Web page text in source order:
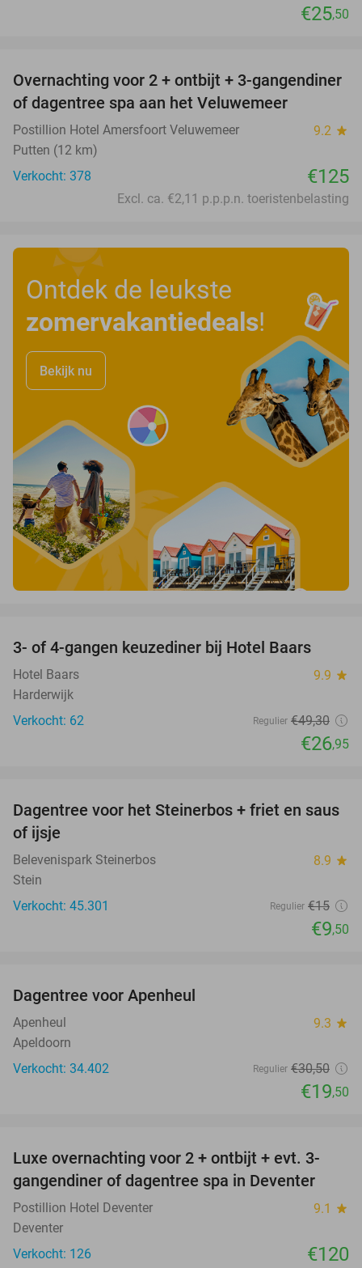
€25,50
Overnachting voor 2 + ontbijt + 3-gangendiner
of dagentree spa aan het Veluwemeer
Postillion Hotel Amersfoort Veluwemeer 9.2 star
Putten (12 km)
Verkocht: 378
€125
Excl. ca. €2,11 p.p.p.n. toeristenbelasting
Ontdek de leukste
zomervakantiedeals!
Bekijk nu
3- of 4-gangen keuzediner bij Hotel Baars
Hotel Baars 9.9 star
Harderwijk
Verkocht: 62
Regulier €49,30
€26,95
37%
Dagentree voor het Steinerbos + friet en saus
of ijsje
Belevenispark Steinerbos 8.9 star
Stein
Verkocht: 45.301
Regulier €15
€9,50
Dagentree voor Apenheul
Apenheul 9.3 star
Apeldoorn
Verkocht: 34.402
Regulier €30,50
€19,50
Luxe overnachting voor 2 + ontbijt + evt. 3-
gangendiner of dagentree spa in Deventer
Postillion Hotel Deventer 9.1 star
Deventer
Verkocht: 126
€120